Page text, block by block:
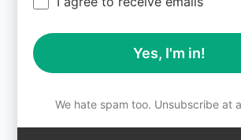
All logos, trademarks, and registered
property of their respective
AIPRM and other related brand names
laws.
Yes, I'm in!
We hate spam too. Unsubscribe at